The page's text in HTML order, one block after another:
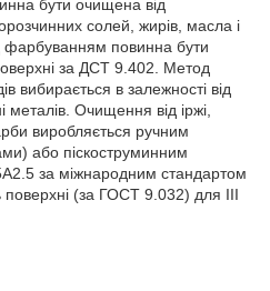
бути очищена від
солей, жирів, масла і
повинна бути
за ДСТ 9.402. Метод
вибирається в залежності від
Очищення від іржі,
виробляється ручним
або піскоструминним
за міжнародним стандартом
поверхні (за ГОСТ 9.032) для III